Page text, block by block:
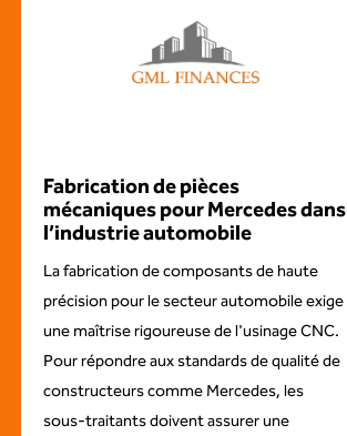
Fabrication de pièces
mécaniques pour Mercedes dans
l’industrie automobile
La fabrication de composants de haute
précision pour le secteur automobile exige
une maîtrise rigoureuse de l'usinage CNC.
Pour répondre aux standards de qualité de
constructeurs comme Mercedes, les
sous-traitants doivent assurer une